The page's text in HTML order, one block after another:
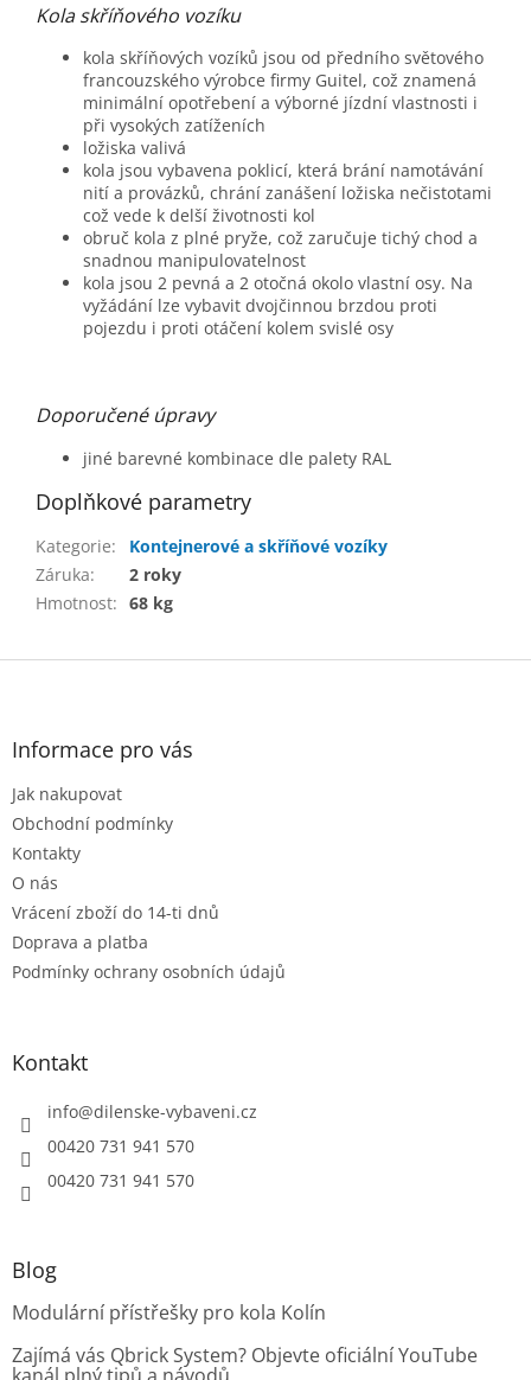
Kola skříňového vozíku
kola skříňových vozíků jsou od předního světového
francouzského výrobce firmy Guitel, což znamená
minimální opotřebení a výborné jízdní vlastnosti i
při vysokých zatíženích
ložiska valivá
kola jsou vybavena poklicí, která brání namotávání
nití a provázků, chrání zanášení ložiska nečistotami
což vede k delší životnosti kol
obruč kola z plné pryže, což zaručuje tichý chod a
snadnou manipulovatelnost
kola jsou 2 pevná a 2 otočná okolo vlastní osy. Na
vyžádání lze vybavit dvojčinnou brzdou proti
pojezdu i proti otáčení kolem svislé osy
Doporučené úpravy
jiné barevné kombinace dle palety RAL
Doplňkové parametry
Kategorie:
Kontejnerové a skříňové vozíky
Záruka:
2 roky
Hmotnost: 68 kg
Z
Informace pro vás
Jak nakupovat
Obchodní podmínky
Kontakty
O nás
Vrácení zboží do 14-ti dnů
Doprava a platba
Podmínky ochrany osobních údajů
Kontakt
info@dilenske-vybaveni.cz
00420 731 941 570
00420 731 941 570
Blog
Modulární přístřešky pro kola Kolín
Zajímá vás Qbrick System? Objevte oficiální YouTube